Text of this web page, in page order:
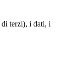
terzi), i dati, i